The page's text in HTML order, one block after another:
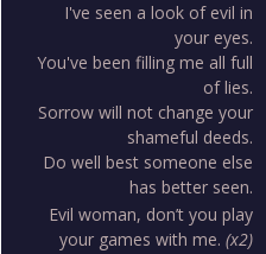
I've seen a look of evil in
your eyes.
You've been filling me all full
of lies.
Sorrow will not change your
shameful deeds.
Do well best someone else
has better seen.
Evil woman, don’t you play
your games with me. (x2)